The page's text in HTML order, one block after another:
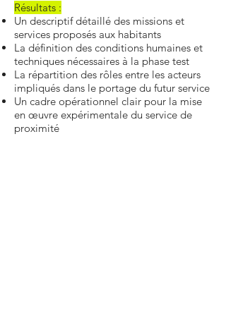
Résultats :
Un descriptif détaillé des missions et
services proposés aux habitants
La définition des conditions humaines et
techniques nécessaires à la phase test
La répartition des rôles entre les acteurs
impliqués dans le portage du futur service
Un cadre opérationnel clair pour la mise
en œuvre expérimentale du service de
proximité